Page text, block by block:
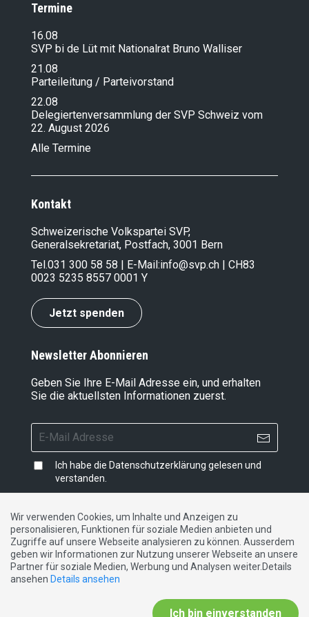
Termine
16.08
SVP bi de Lüt mit Nationalrat Bruno Walliser
21.08
Parteileitung / Parteivorstand
22.08
Delegiertenversammlung der SVP Schweiz vom
22. August 2026
Alle Termine
Kontakt
Schweizerische Volkspartei SVP,
Generalsekretariat, Postfach, 3001 Bern
Tel.031 300 58 58 | E-Mail:info@svp.ch | CH83
0023 5235 8557 0001 Y
Jetzt spenden
Newsletter Abonnieren
Geben Sie Ihre E-Mail Adresse ein, und erhalten
Sie die aktuellsten Informationen zuerst.
Ich habe die Datenschutzerklärung gelesen und
verstanden.
Impressum|Datenschutzerklärung|Kontakt
DE FR IT
Wir verwenden Cookies, um Inhalte und Anzeigen zu
personalisieren, Funktionen für soziale Medien anbieten und
Zugriffe auf unsere Webseite analysieren zu können. Ausserdem
geben wir Informationen zur Nutzung unserer Webseite an unsere
Partner für soziale Medien, Werbung und Analysen weiter.Details
ansehen Details ansehen
Ich bin einverstanden